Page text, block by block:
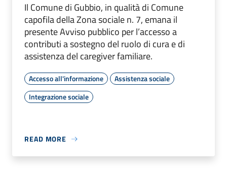
Il Comune di Gubbio, in qualità di Comune
capofila della Zona sociale n. 7, emana il
presente Avviso pubblico per l’accesso a
contributi a sostegno del ruolo di cura e di
assistenza del caregiver familiare.
Accesso all'informazione
Assistenza sociale
Integrazione sociale
READ MORE